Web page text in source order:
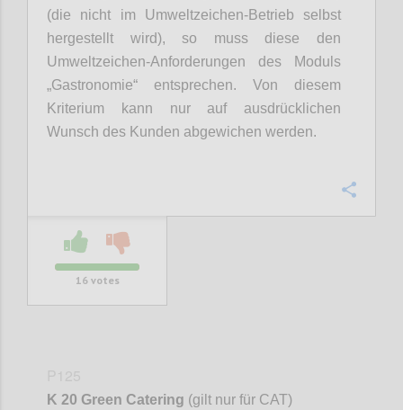
(die nicht im Umweltzeichen-Betrieb selbst
hergestellt wird), so muss diese den
Umweltzeichen-Anforderungen des Moduls
„Gastronomie“ entsprechen. Von diesem
Kriterium kann nur auf ausdrücklichen
Wunsch des Kunden abgewichen werden.
16votes
K 20 Green Catering (gilt nur für CAT)